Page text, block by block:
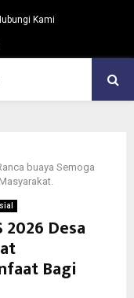
Kami
buaya Semoga
2026 Desa
Bagi